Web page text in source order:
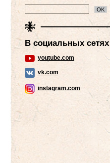
В социальных сетях
youtube.com
vk.com
instagram.com